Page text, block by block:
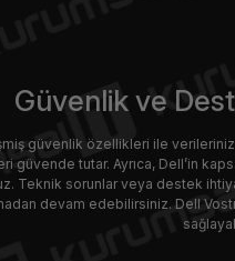
Güvenlik ve
güvenlik özellikleri ile verilerinizi
güvende tutar. Ayrıca, Dell’in
Teknik sorunlar veya destek
devam edebilirsiniz. Dell